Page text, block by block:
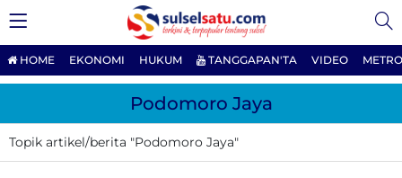
HOME EKONOMI HUKUM TANGGAPAN'TA VIDEO
Podomoro Jaya
Topik artikel/berita "Podomoro Jaya"